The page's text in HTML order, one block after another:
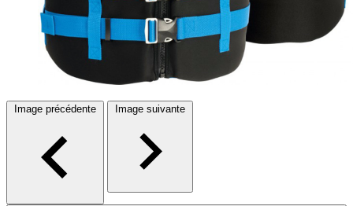
Image précédente Image suivante